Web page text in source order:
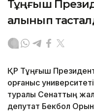
Тұңғыш
алынып
ҚР Тұңғыш
қорғаныс
туралы Сенаттың
депутат Бекбол